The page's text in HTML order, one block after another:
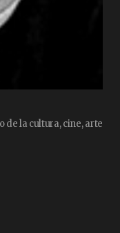
la cultura, cine, arte